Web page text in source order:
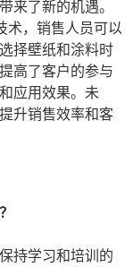
来了新的机遇。
术，销售人员可以
择壁纸和涂料时
高了客户的参与
应用效果。未
升销售效率和客
持学习和培训的